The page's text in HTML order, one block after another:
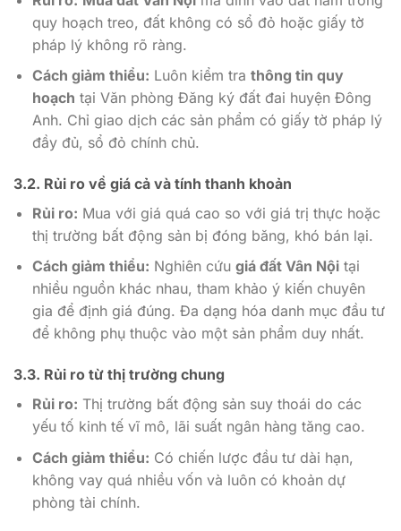
quy hoạch treo, đất không có sổ đỏ hoặc giấy tờ
pháp lý không rõ ràng.
Cách giảm thiểu: Luôn kiểm tra thông tin quy
hoạch tại Văn phòng Đăng ký đất đai huyện Đông
Anh. Chỉ giao dịch các sản phẩm có giấy tờ pháp lý
đầy đủ, sổ đỏ chính chủ.
3.2. Rủi ro về giá cả và tính thanh khoản
Rủi ro: Mua với giá quá cao so với giá trị thực hoặc
thị trường bất động sản bị đóng băng, khó bán lại.
Cách giảm thiểu: Nghiên cứu giá đất Vân Nộitại
nhiều nguồn khác nhau, tham khảo ý kiến chuyên
gia để định giá đúng. Đa dạng hóa danh mục đầu tư
để không phụ thuộc vào một sản phẩm duy nhất.
3.3. Rủi ro từ thị trường chung
Rủi ro: Thị trường bất động sản suy thoái do các
yếu tố kinh tế vĩ mô, lãi suất ngân hàng tăng cao.
Cách giảm thiểu: Có chiến lược đầu tư dài hạn,
không vay quá nhiều vốn và luôn có khoản dự
phòng tài chính.